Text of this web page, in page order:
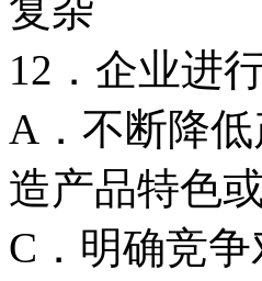
复杂
12．企业进
A．不断
造产品特色
C．明确